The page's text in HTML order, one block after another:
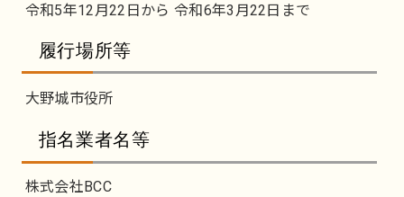
令和5年12月22日から 令和6年3月22日まで
履行場所等
大野城市役所
指名業者名等
株式会社BCC